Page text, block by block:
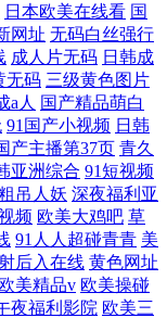
日本欧美在线看 国
网址 无码白丝强行
成人片无码 日韩成
无码 三级黄色图片
a人 国产精品萌白
91国产小视频 日韩
产主播第37页 青久
亚洲综合 91短视频
吊人妖 深夜福利亚
频 欧美大鸡吧 草
91人人超碰青青 美
后入在线 黄色网址
美精品v 欧美操碰
夜福利影院 欧美三